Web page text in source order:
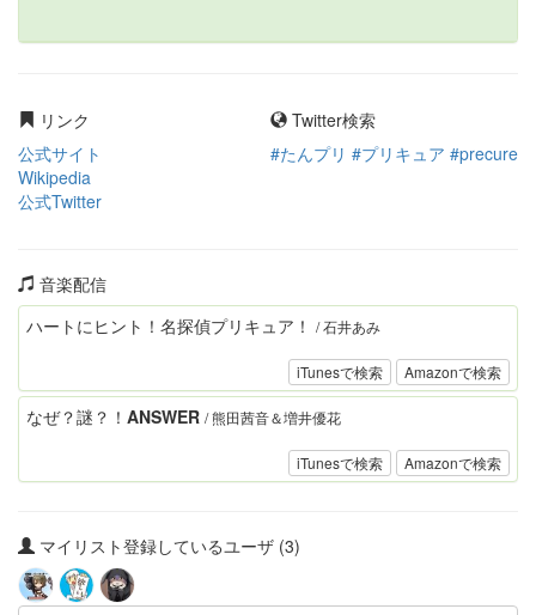
リンク
公式サイト
Wikipedia
公式Twitter
Twitter検索
#たんプリ #プリキュア #precure
音楽配信
iTunesで検索 Amazonで検索
ハートにヒント！名探偵プリキュア！ / 石井あみ
iTunesで検索 Amazonで検索
なぜ？謎？！ANSWER / 熊田茜音＆増井優花
マイリスト登録しているユーザ (3)